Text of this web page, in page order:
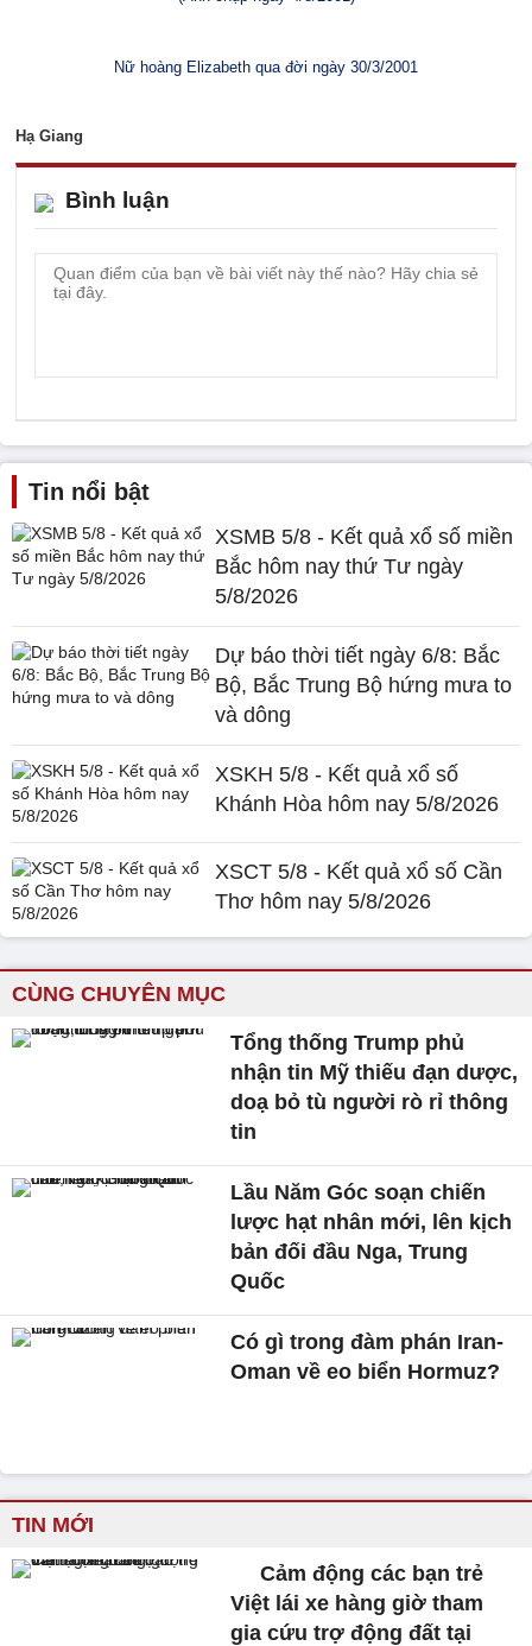
Nữ hoàng Elizabeth qua đời ngày 30/3/2001
Hạ Giang
Bình luận
Tin nổi bật
XSMB 5/8 - Kết quả xổ số miền
Bắc hôm nay thứ Tư ngày
5/8/2026
Dự báo thời tiết ngày 6/8: Bắc
Bộ, Bắc Trung Bộ hứng mưa to
và dông
XSKH 5/8 - Kết quả xổ số
Khánh Hòa hôm nay 5/8/2026
XSCT 5/8 - Kết quả xổ số Cần
Thơ hôm nay 5/8/2026
CÙNG CHUYÊN MỤC
Tổng thống Trump phủ
nhận tin Mỹ thiếu đạn dược,
doạ bỏ tù người rò rỉ thông
tin
Lầu Năm Góc soạn chiến
lược hạt nhân mới, lên kịch
bản đối đầu Nga, Trung
Quốc
Có gì trong đàm phán Iran-
Oman về eo biển Hormuz?
TIN MỚI
Cảm động các bạn trẻ
Việt lái xe hàng giờ tham
gia cứu trợ động đất tại